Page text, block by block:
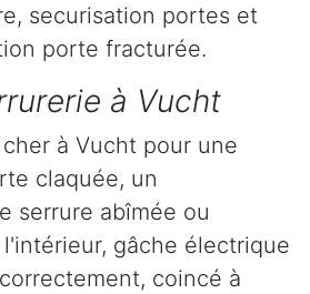
securisation portes et
porte fracturée.
à Vucht
cher à Vucht pour une
claquée, un
serrure abîmée ou
gâche électrique
coincé à